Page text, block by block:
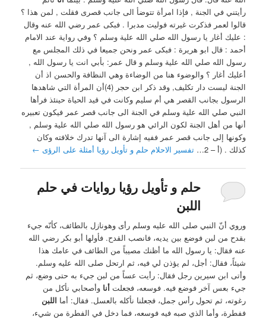
رأيتني في الجنة , فإذا امرأة تتوضأ الى جانب قصرى فقلت , لمن هذا ؟
قالوا لعمر فذكرت غيرته فوليت مدبرا . فبكى عمر رضي الله عنه وقال
: عليك أغار يا رسول الله صلي الله علية وسلم ؟ ‏وفي رواية عند الامام
أحمد : قال ابو هريرة : فبكى عمر ونحن جميعا في ذلك المجلس مع
رسول الله صلي الله علية وسلم و قال عمر: بأبي انت يا رسول الله ,
أعليك أغار ؟ والوضوء هنا من الوضاءة وهي النظافة والحسن اذ أن
الجنة ليست دار تكليف, ‏وقد ذكر ابن حجر (4)أن المرأة التي شاهدها
الرسول بجانب القصر هي أم سليم ‏وكانت في قيد الحياة حينئذ فرأها
النبي صلي الله علية وسلم في الجنة الى جانب قصر عمر فيكون تعبيره
أنها من أهل الجنة لكون الرائي هو رسول الله صلي الله علية وسلم ,
وكونها إلى جانب قصر عمر ففيه إشارة الى آنها تدرك خلافته وكان
كذلك . ‏(أ – 2…
تفسير الاحلام حلم و تأويل رؤيا أمثلة على الرؤى ←
حلم و تأويل رؤيا روايات في حلم
اللبن
وروي أنّ النبي صلى الله عليه وسلم رأى وهونازل بالطائف، كأنّه جيء
بقدح من لبن فوضع بين يديه، فانصب القدح. فأولها أبو بكر رضي الله
عنه فقال: يا رسول الله ما أظنك مصيباً من الطائف في عامك هذا
شيئاً، فقال: أجل، لم يؤذن لي فيه، ثم ارتحل صلى الله عليه وسلم.
وأتى ابن سيرين رجل فقال: رأيت عساً من لبن جيء به حتى وضع، ثم
جيء بعس آخر فوضع فيه. فوسعه، فجعلتأنا وأصحابي نأكل من
رغوته، ثم تحول رأس جمل، فجعلنا نأكله بالعسل. فقال: أما اللبن
ففطرة، وأما الذي صبه فيه فوسعه، فما دخل في الفطرة من شيء،